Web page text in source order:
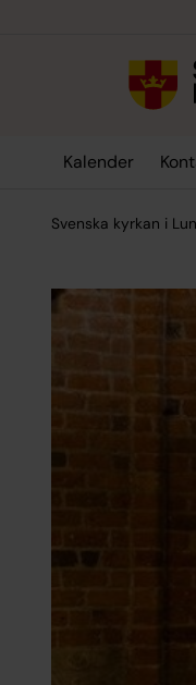
Kalender
Svenska kyrkan i